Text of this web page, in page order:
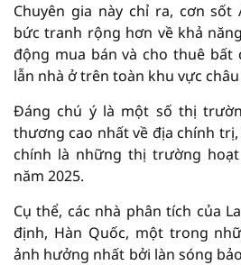
Chuyên gia này chỉ ra, cơn
bức tranh rộng hơn về khả
động mua bán và cho thuê bất
lẫn nhà ở trên toàn khu vực
Đáng chú ý là một số thị
thương cao nhất về địa chính
chính là những thị trường
năm 2025.
Cụ thể, các nhà phân tích của
định, Hàn Quốc, một trong
ảnh hưởng nhất bởi làn sóng